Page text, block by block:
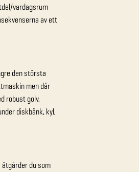
vardagsrum
av ett
den största
men där
robust golv,
diskbänk, kyl,
du som